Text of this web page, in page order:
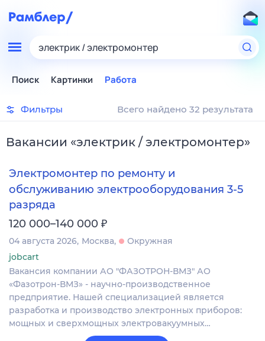
электрик / электромонтер
Поиск Картинки Работа
Фильтры Всего найдено 32 результата
Вакансии «электрик / электромонтер»
Электромонтер по ремонту и
обслуживанию электрооборудования 3-5
разряда
120 000–140 000 ₽
04 августа 2026 Москва
Окружная
jobcart
Вакансия компании АО "ФАЗОТРОН-ВМЗ" АО
«Фазотрон-ВМЗ» - научно-производственное
предприятие. Нашей специализацией является
разработка и производство электронных приборов:
мощных и сверхмощных электровакуумных…